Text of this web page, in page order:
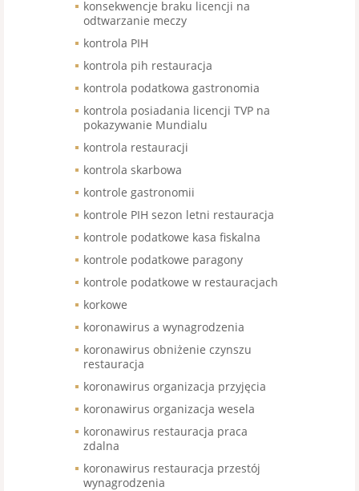
konsekwencje braku licencji na
odtwarzanie meczy
kontrola PIH
kontrola pih restauracja
kontrola podatkowa gastronomia
kontrola posiadania licencji TVP na
pokazywanie Mundialu
kontrola restauracji
kontrola skarbowa
kontrole gastronomii
kontrole PIH sezon letni restauracja
kontrole podatkowe kasa fiskalna
kontrole podatkowe paragony
kontrole podatkowe w restauracjach
korkowe
koronawirus a wynagrodzenia
koronawirus obniżenie czynszu
restauracja
koronawirus organizacja przyjęcia
koronawirus organizacja wesela
koronawirus restauracja praca
zdalna
koronawirus restauracja przestój
wynagrodzenia